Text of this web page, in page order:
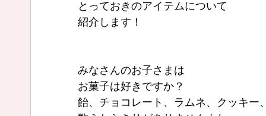
とっておきのアイテムについて
紹介します！
みなさんのお子さまは
お菓子は好きですか？
飴、チョコレート、ラムネ、クッキー